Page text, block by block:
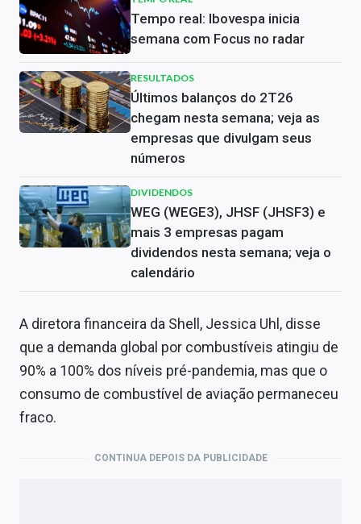
Tempo real: Ibovespa inicia
semana com Focus no radar
RESULTADOS
Últimos balanços do 2T26
chegam nesta semana; veja as
empresas que divulgam seus
números
DIVIDENDOS
WEG (WEGE3), JHSF (JHSF3) e
mais 3 empresas pagam
dividendos nesta semana; veja o
calendário
A diretora financeira da Shell, Jessica Uhl, disse
que a demanda global por combustíveis atingiu de
90% a 100% dos níveis pré-pandemia, mas que o
consumo de combustível de aviação permaneceu
fraco.
CONTINUA DEPOIS DA PUBLICIDADE